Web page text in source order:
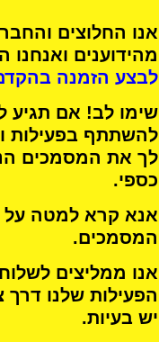
אנו החלוצים ו
מהידוענים ואנחנו
לבצע הזמנה
שימו לב! אם תגיע
להשתתף בפעילות
לך את המסמכים
כספי.
אנא קרא למטה על
המסמכים.
אנו ממליצים
הפעילות שלנו
יש בעיות.